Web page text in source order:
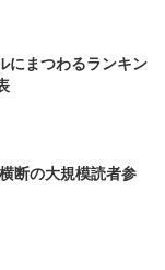
にまつわるランキン
断の大規模読者参